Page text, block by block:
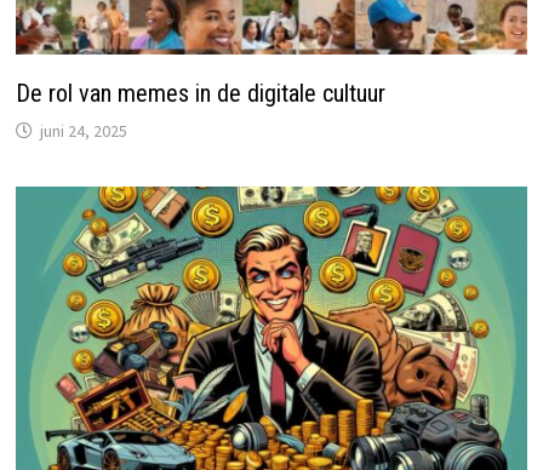
De rol van memes in de digitale cultuur
juni 24, 2025